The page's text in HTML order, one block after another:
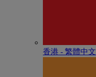
香港 - 繁體中文